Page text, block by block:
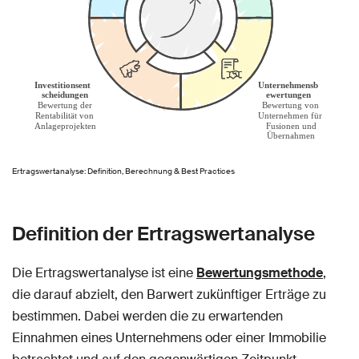
Ertragswertanalyse: Definition, Berechnung & Best Practices
Definition der Ertragswertanalyse
Die Ertragswertanalyse ist eine Bewertungsmethode,
die darauf abzielt, den Barwert zukünftiger Erträge zu
bestimmen. Dabei werden die zu erwartenden
Einnahmen eines Unternehmens oder einer Immobilie